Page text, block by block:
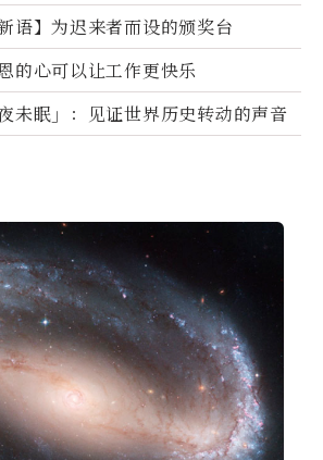
滑向自己
新语】为迟来者而设的颁奖台
的心可以让工作更快乐
夜未眠」：见证世界历史转动的声音